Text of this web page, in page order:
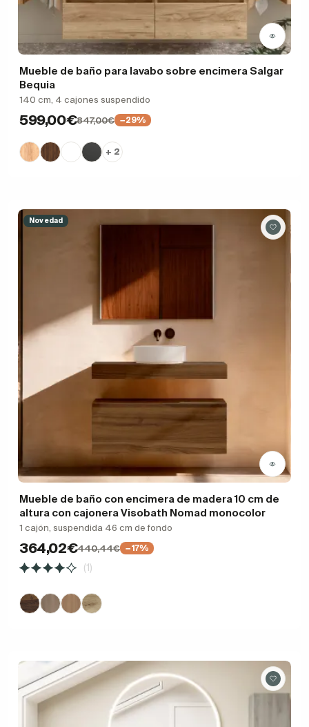
Mueble de baño para lavabo sobre encimera Salgar
Bequia
140 cm, 4 cajones suspendido
599,00€847,00€ −29%
+ 2
Novedad
Mueble de baño con encimera de madera 10 cm de
altura con cajonera Visobath Nomad monocolor
1 cajón, suspendida 46 cm de fondo
364,02€440,44€ −17%
(1)